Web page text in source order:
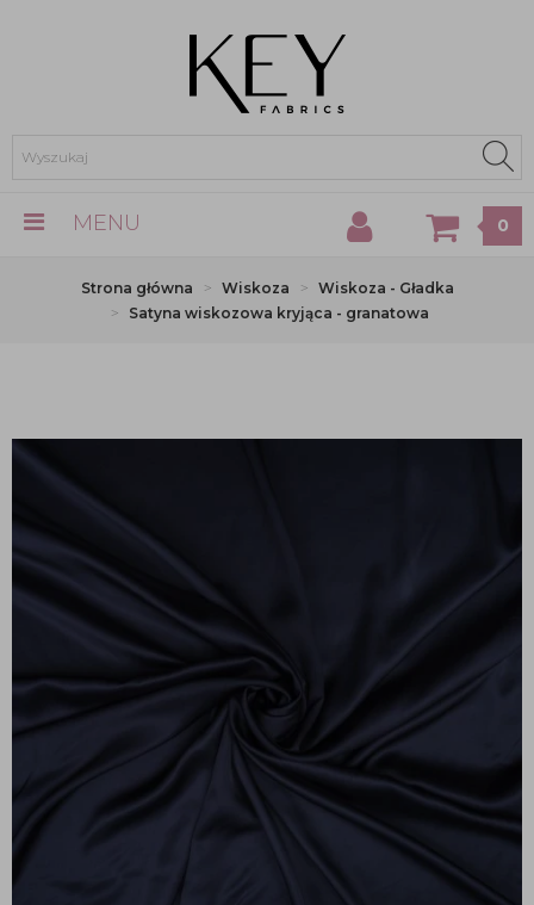
MENU 0
Strona główna Wiskoza
Wiskoza - Gładka
Satyna wiskozowa kryjąca - granatowa